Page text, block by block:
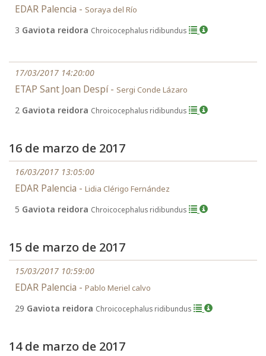
EDAR Palencia - Soraya del Río
3 Gaviota reidora Chroicocephalus ridibundus
17/03/2017 14:20:00
ETAP Sant Joan Despí - Sergi Conde Lázaro
2 Gaviota reidora Chroicocephalus ridibundus
16 de marzo de 2017
16/03/2017 13:05:00
EDAR Palencia - Lidia Clérigo Fernández
5 Gaviota reidora Chroicocephalus ridibundus
15 de marzo de 2017
15/03/2017 10:59:00
EDAR Palencia - Pablo Meriel calvo
29 Gaviota reidora Chroicocephalus ridibundus
14 de marzo de 2017